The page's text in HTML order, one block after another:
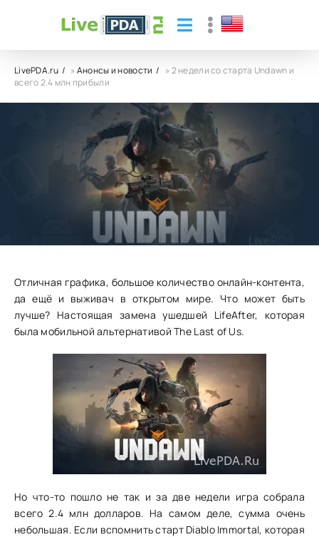
LivePDA.ru »Анонсы и новости
» 2 недели со старта Undawn и
всего 2.4 млн прибыли
2 недели со старта Undawn и всего 2.4
млн прибыли
13 0
Отличная графика, большое количество онлайн-контента,
да ещё и выживач в открытом мире. Что может быть
лучше? Настоящая замена ушедшей LifeAfter, которая
была мобильной альтернативой The Last of Us.
Но что-то пошло не так и за две недели игра собрала
всего 2.4 млн долларов. На самом деле, сумма очень
небольшая. Если вспомнить старт Diablo Immortal, которая